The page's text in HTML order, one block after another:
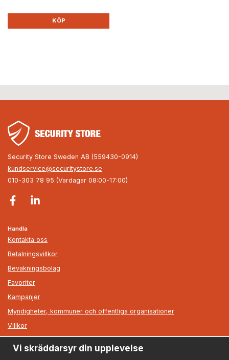
KÖP
Security Store Sweden AB (559430-0914)
kundservice@securitystore.se
010-303 78 95 (Vardagar 08:00-17:00)
Handla
Kontakta oss
Betalningsvillkor
Bevakningsbolag
Favoriter
Kampanjer
Myndigheter, kommuner och offentliga organisationer
Villkor
Information
Vi skräddarsyr din upplevelse